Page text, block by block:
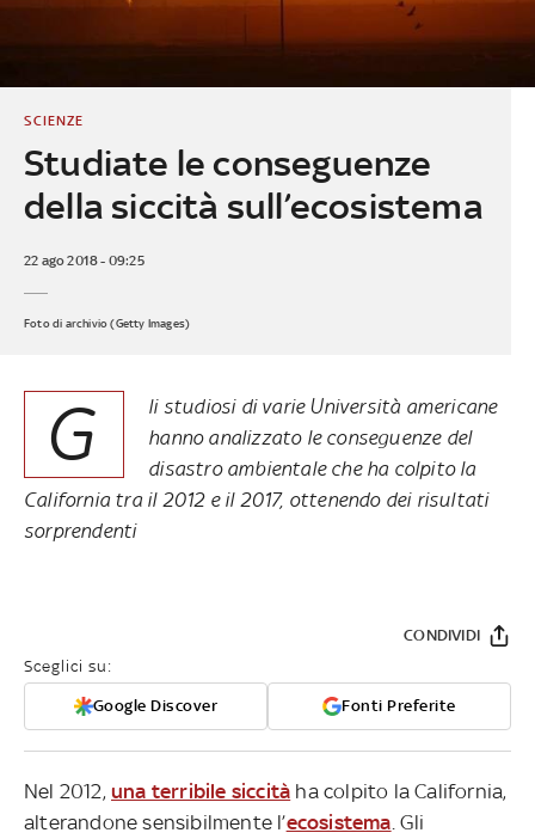
Studiate le conseguenze
della siccità sull’ecosistema
SCIENZE
22 ago 2018 - 09:25
Foto di archivio (Getty Images)
G
li studiosi di varie Università americane
hanno analizzato le conseguenze del
disastro ambientale che ha colpito la
California tra il 2012 e il 2017, ottenendo dei risultati
sorprendenti
Sceglici su:
Google Discover Fonti Preferite
CONDIVIDI
Nel 2012, una terribile siccità ha colpito la California,
alterandone sensibilmente l’ecosistema . Gli